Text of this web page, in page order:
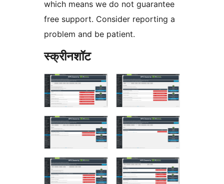
which means we do not guarantee
free support. Consider reporting a
problem and be patient.
स्क्रीनशॉट